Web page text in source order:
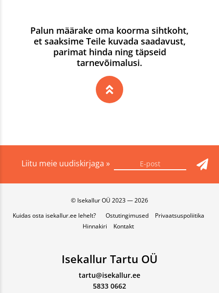
Palun määrake oma koorma sihtkoht,
et saaksime Teile kuvada saadavust,
parimat hinda ning täpseid
tarnevõimalusi.
Liitu meie uudiskirjaga »
© Isekallur OÜ 2023 — 2026
Kuidas osta isekallur.ee lehelt?
Ostutingimused
Privaatsuspoliitika
Hinnakiri
Kontakt
Isekallur Tartu OÜ
tartu@isekallur.ee
5833 0662